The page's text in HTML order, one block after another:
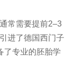
常需要提前2–3
进了德国西门子
了专业的胚胎学